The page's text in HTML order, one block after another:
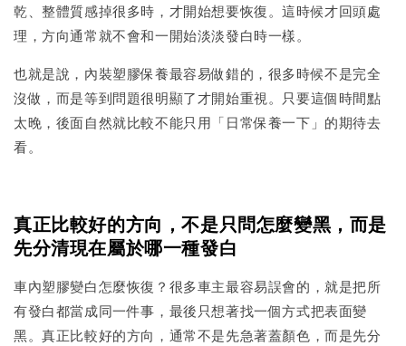
乾、整體質感掉很多時，才開始想要恢復。這時候才回頭處
理，方向通常就不會和一開始淡淡發白時一樣。
也就是說，內裝塑膠保養最容易做錯的，很多時候不是完全
沒做，而是等到問題很明顯了才開始重視。只要這個時間點
太晚，後面自然就比較不能只用「日常保養一下」的期待去
看。
真正比較好的方向，不是只問怎麼變黑，而是
先分清現在屬於哪一種發白
車內塑膠變白怎麼恢復？很多車主最容易誤會的，就是把所
有發白都當成同一件事，最後只想著找一個方式把表面變
黑。真正比較好的方向，通常不是先急著蓋顏色，而是先分